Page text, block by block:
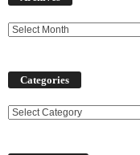
Categories
Categories